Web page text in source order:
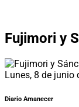
Fujimori y
Lunes, 8 de junio
Diario Amanecer